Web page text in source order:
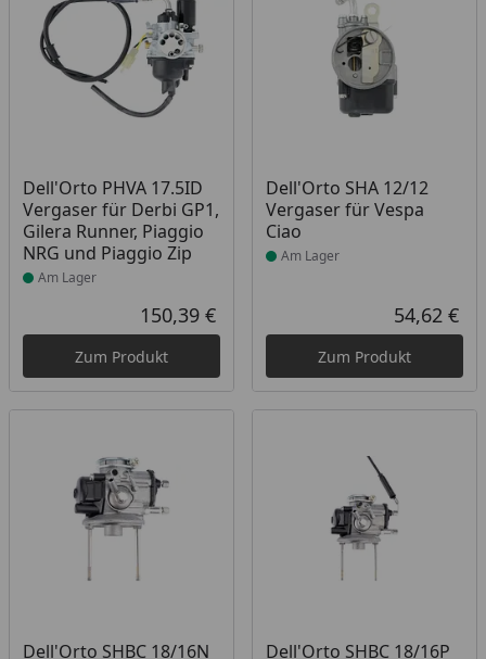
Dell'Orto PHVA 17.5ID
Vergaser für Derbi GP1,
Gilera Runner, Piaggio
NRG und Piaggio Zip
Produkt am Lager
Am Lager
Aktueller Preis
150,39 €
Zum Produkt
Dell'Orto SHA 12/12
Vergaser für Vespa
Ciao
Produkt am Lager
Am Lager
54,62 €
Zum Produkt
Dell'Orto SHBC 18/16N
Produkt am Lager
Dell'Orto SHBC 18/16P
Produkt am Lager